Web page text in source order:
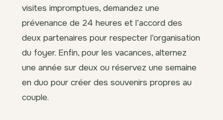
visites impromptues, demandez une
prévenance de 24 heures et l’accord des
deux partenaires pour respecter l’organisation
du foyer. Enfin, pour les vacances, alternez
une année sur deux ou réservez une semaine
en duo pour créer des souvenirs propres au
couple.